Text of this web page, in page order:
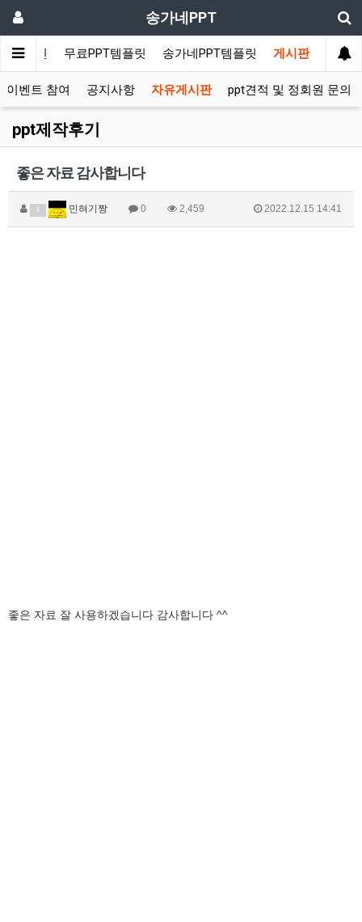
송가네PPT
메인 무료PPT템플릿 송가네PPT템플릿 게시판
이벤트 참여 공지사항 자유게시판 ppt견적 및 정회원 문의
ppt제작후기
좋은 자료 감사합니다
민혀기짱 0 2,459 2022.12.15 14:41
좋은 자료 잘 사용하겠습니다 감사합니다 ^^